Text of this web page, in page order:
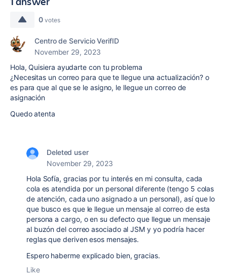
0 votes
Centro de Servicio VerifID
November 29, 2023
Hola, Quisiera ayudarte con tu problema
¿Necesitas un correo para que te llegue una actualización? o
es para que al que se le asigno, le llegue un correo de
asignación
Quedo atenta
Deleted user
November 29, 2023
Hola Sofía, gracias por tu interés en mi consulta, cada
cola es atendida por un personal diferente (tengo 5 colas
de atención, cada uno asignado a un personal), así que lo
que busco es que le llegue un mensaje al correo de esta
persona a cargo, o en su defecto que llegue un mensaje
al buzón del correo asociado al JSM y yo podría hacer
reglas que deriven esos mensajes.
Espero haberme explicado bien, gracias.
Like